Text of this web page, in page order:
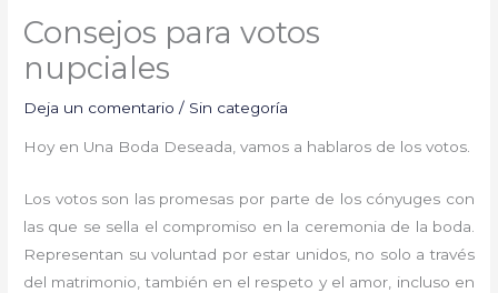
Consejos para votos
nupciales
Deja un comentario / Sin categoría
Hoy en Una Boda Deseada, vamos a hablaros de los votos.
Los votos son las promesas por parte de los cónyuges con
las que se sella el compromiso en la ceremonia de la boda.
Representan su voluntad por estar unidos, no solo a través
del matrimonio, también en el respeto y el amor, incluso en